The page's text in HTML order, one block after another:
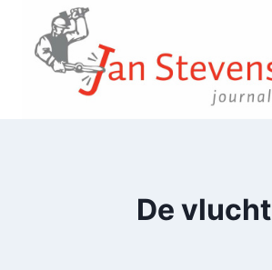
Doorgaan
inhoud
De vlucht